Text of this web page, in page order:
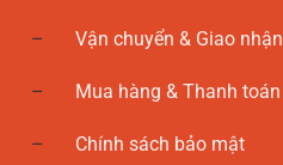
Vận chuyển & Giao nhận
Mua hàng & Thanh toán
Chính sách bảo mật